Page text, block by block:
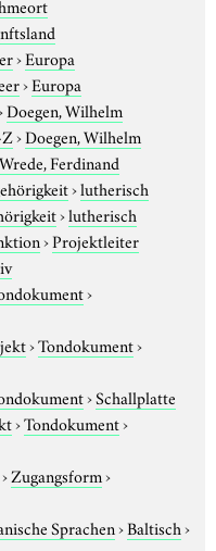
›Europa
›Europa
Doegen, Wilhelm
›Doegen, Wilhelm
Wrede, Ferdinand
›lutherisch
›lutherisch
›Projektleiter
›
›Tondokument›
›Schallplatte
›Tondokument›
Zugangsform›
Sprachen›Baltisch›